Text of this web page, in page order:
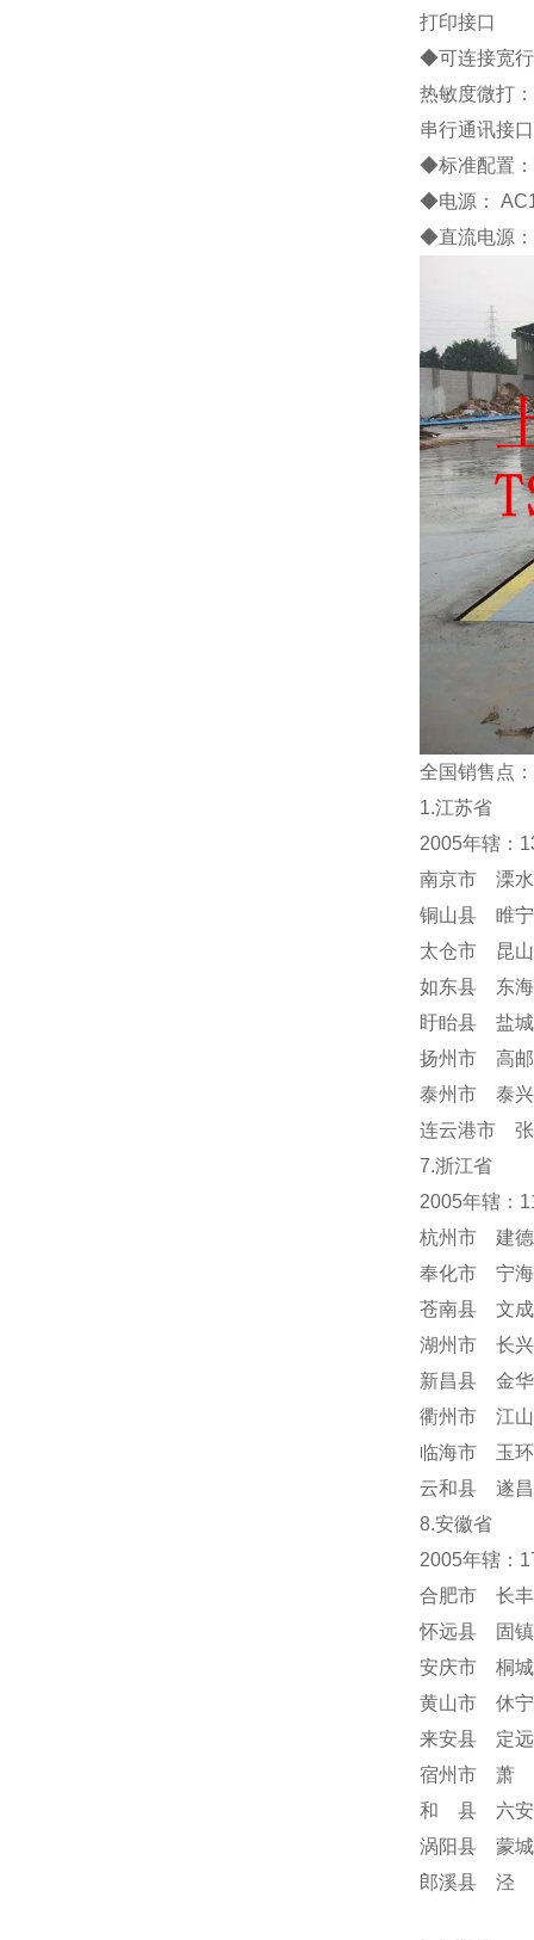
打印接口
◆可连接宽
热敏度微打：
串行通讯接口
◆标准配置
◆电源：
◆直流电源
全国销售点：
1.江苏省
2005年辖：
南京市 溧
铜山县 睢
太仓市 昆
如东县 东
盱眙县 盐
扬州市 高
泰州市 泰
连云港市 张
7.浙江省
2005年辖：
杭州市 建
奉化市 宁
苍南县 文
湖州市 长
新昌县 金
衢州市 江
临海市 玉
云和县 遂
8.安徽省
2005年辖：
合肥市 长
怀远县 固
安庆市 桐
黄山市 休
来安县 定
宿州市 萧
和 县 六
涡阳县 蒙
郎溪县 泾